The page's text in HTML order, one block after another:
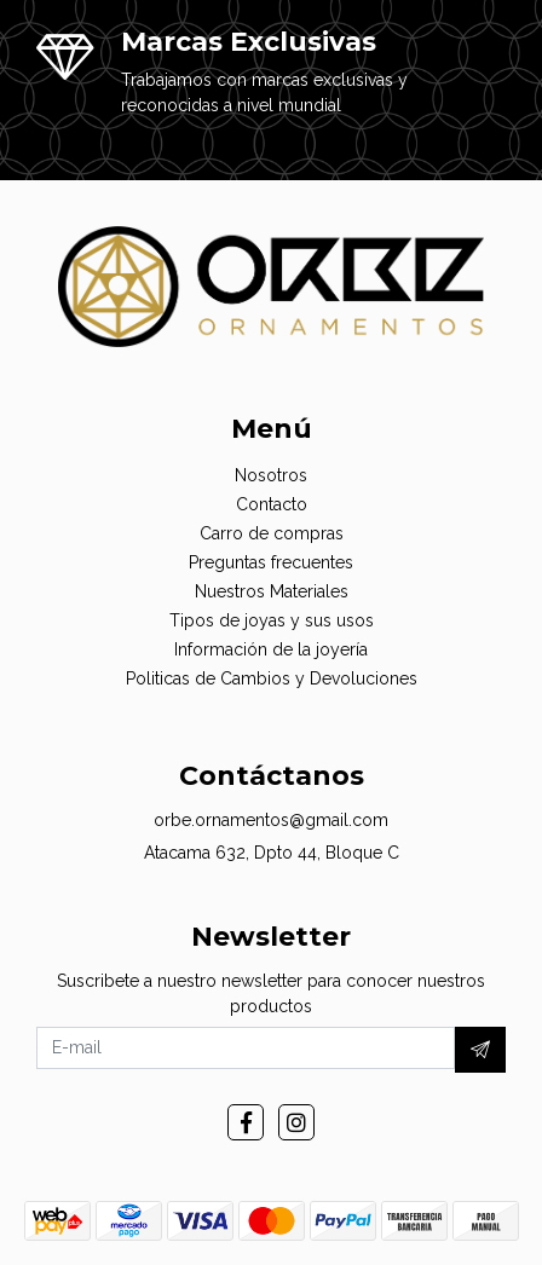
Marcas Exclusivas
Trabajamos con marcas exclusivas y
reconocidas a nivel mundial
Menú
Nosotros
Contacto
Carro de compras
Preguntas frecuentes
Nuestros Materiales
Tipos de joyas y sus usos
Información de la joyería
Politicas de Cambios y Devoluciones
Contáctanos
orbe.ornamentos@gmail.com
Atacama 632, Dpto 44, Bloque C
Newsletter
Suscribete a nuestro newsletter para conocer nuestros
productos